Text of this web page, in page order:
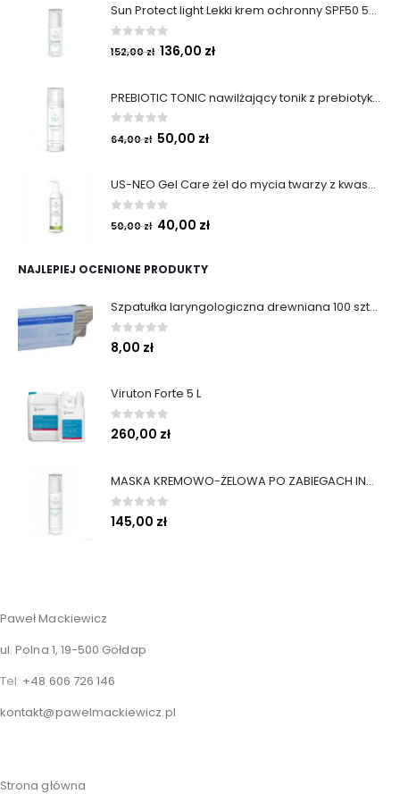
Sun Protect light Lekki krem ochronny SPF50 50ml
out of 5
152,00zł 136,00 zł
PREBIOTIC TONIC nawilżający tonik z prebiotykami 200 ml
out of 5
64,00zł 50,00 zł
US-NEO Gel Care żel do mycia twarzy z kwasem usninowym 200 ml.
out of 5
50,00zł 40,00 zł
NAJLEPIEJ OCENIONE PRODUKTY
Szpatułka laryngologiczna drewniana 100 szt/op niesterylne
0out of 5
8,00 zł
Viruton Forte 5 L
0out of 5
260,00 zł
MASKA KREMOWO-ŻELOWA PO ZABIEGACH INWAZYJNYCH − SOUTE MASK 100ML
0 out of 5
145,00 zł
Paweł Mackiewicz
ul. Polna 1, 19-500 Gołdap
Tel. +48 606 726 146
kontakt@pawelmackiewicz.pl
Strona główna